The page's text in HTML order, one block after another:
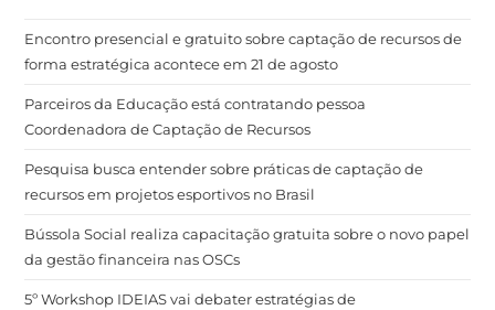
Encontro presencial e gratuito sobre captação de recursos de
forma estratégica acontece em 21 de agosto
Parceiros da Educação está contratando pessoa
Coordenadora de Captação de Recursos
Pesquisa busca entender sobre práticas de captação de
recursos em projetos esportivos no Brasil
Bússola Social realiza capacitação gratuita sobre o novo papel
da gestão financeira nas OSCs
5º Workshop IDEIAS vai debater estratégias de